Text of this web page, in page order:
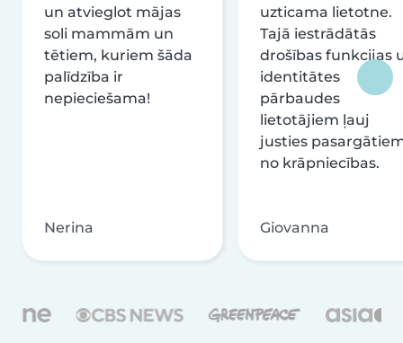
un atvieglot mājas
soli mammām un
tētiem, kuriem šāda
palīdzība ir
nepieciešama!
Nerina
uzticama lietotne.
Tajā iestrādātās
drošības funkcijas
identitātes
pārbaudes
lietotājiem ļauj
justies
no krāpniecības.
Giovanna